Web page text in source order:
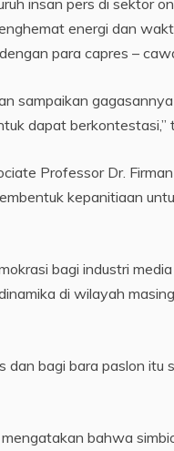
energi dan
para capres –
sampaikan
dapat berkontestasi,”
Professor Dr.
kepanitiaan
bagi industri
di wilayah
bagi bara paslon itu
bahwa